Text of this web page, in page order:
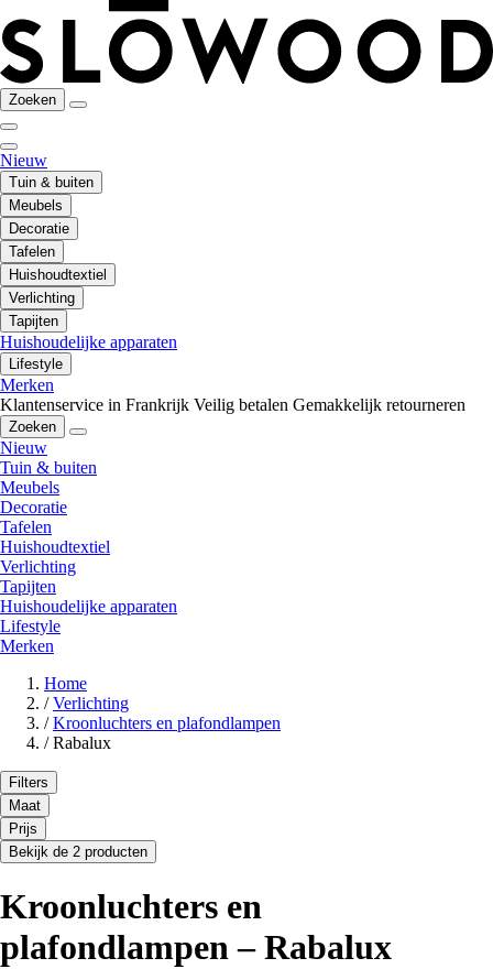
Zoeken
Nieuw
Tuin & buiten
Meubels
Decoratie
Tafelen
Huishoudtextiel
Verlichting
Tapijten
Huishoudelijke apparaten
Lifestyle
Merken
Klantenservice in Frankrijk Veilig betalen Gemakkelijk retourneren
Zoeken
Nieuw
Tuin & buiten
Meubels
Decoratie
Tafelen
Huishoudtextiel
Verlichting
Tapijten
Huishoudelijke apparaten
Lifestyle
Merken
Home
/ Verlichting
/ Kroonluchters en plafondlampen
/ Rabalux
Filters
Maat
Prijs
Bekijk de 2 producten
Kroonluchters en
plafondlampen – Rabalux